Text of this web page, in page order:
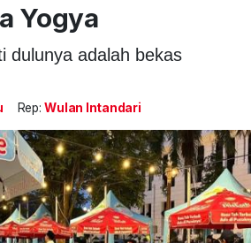
Yogya
dulunya adalah bekas
Rep: Wulan Intandari